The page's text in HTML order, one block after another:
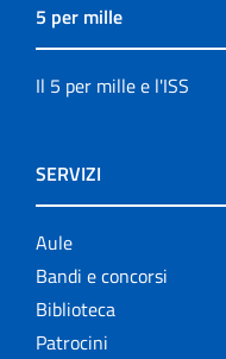
5 per mille
Il 5 per mille e l'ISS
SERVIZI
Aule
Bandi e concorsi
Biblioteca
Patrocini